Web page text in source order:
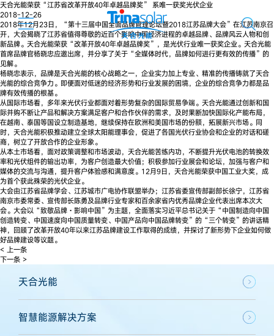
天合光能荣获“江苏省改革开放40年卓越品牌奖” 系唯一获奖光伏企业
2018-12-26
2018年12月23日，“第十三届中国全面品牌管理论坛暨2018江苏品牌大会”在江苏南京召
开，大会揭晓了江苏省值得尊敬的近百个影响中国经济进程的卓越品牌、品牌风云人物和创
新品牌。天合光能荣获“改革开放40年卓越品牌奖”，是光伏行业唯一获奖企业。天合光能
首席品牌官杨晓忠应邀出席，并分享了关于“全媒体时代，品牌如何进行更有效的传播”的
见解。
杨晓忠表示，品牌是天合光能的核心战略之一，企业实力加上专业、精准的传播铸就了天合
光能的综合竞争力。即便面对低迷的经济形势和行业发展的困境，企业的综合竞争力都是品
牌有效传播的根基。
从国际市场看，多年来光伏行业都面对着形势复杂的国际贸易争端。天合光能通过创新和国
际并购不断让产品和解决方案满足客户和合作伙伴的需求，及时果断加快国际化产能布局，
在越南、泰国等国设立制造基地，继续保持在欧洲和美国市场的份额，拓展新兴市场。同
时，天合光能积极推动建立全球太阳能理事会，促进了各国光伏行业协会和企业的对话和磋
商，树立了开放合作的企业形象。
从本土市场看，面对政策调整和市场波动，天合光能苦练内功，不断提升光伏电池的转换效
率和光伏组件的输出功率，为客户创造最大价值；积极参加行业展会和论坛，加强与客户和
媒体的交流与沟通，提升客户体验感和满意度。12月9日，天合光能荣获中国工业大奖，成
为首个获此殊荣的光伏企业。
大会由江苏省品牌学会、江苏城市广电协作联盟举办；江苏省委宣传部副部长徐宁，江苏省
南京市委常委、宣传部长陈勇及品牌行业专家和百余家省内优秀品牌企业代表出席本次大
会。大会以“致敬品牌·影响中国”为主题，全面落实习近平总书记关于“中国制造向中国
创造转变、中国速度向中国质量转变、中国产品向中国品牌转变”的“三个转变”的讲话精
神，回顾了改革开放40年以来江苏品牌建设工作取得的成绩，并探讨了新形势下企业如何做
好品牌建设等议题。
< 上一条
下一条 >
天合光能
智慧能源解决方案